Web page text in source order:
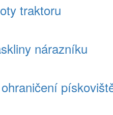
traktoru
nárazníku